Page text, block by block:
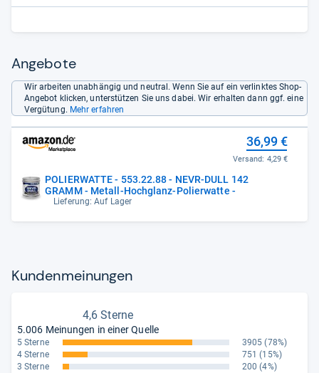
Angebote
Wir arbeiten unabhängig und neutral. Wenn Sie auf ein verlinktes Shop-
Angebot klicken, unterstützen Sie uns dabei. Wir erhalten dann ggf. eine
Vergütung. Mehr erfahren
POLIERWATTE - 553.22.88 - NEVR-DULL 142
GRAMM - Metall-Hochglanz-Polierwatte -
Lieferung: Auf Lager
36,99 €
Versand: 4,29 €
Kun­den­mei­nun­gen
4,6 Sterne
5.006 Meinungen in einer Quelle
5 Sterne 3905 (78%)
4 Sterne
751 (15%)
3 Sterne
200 (4%)